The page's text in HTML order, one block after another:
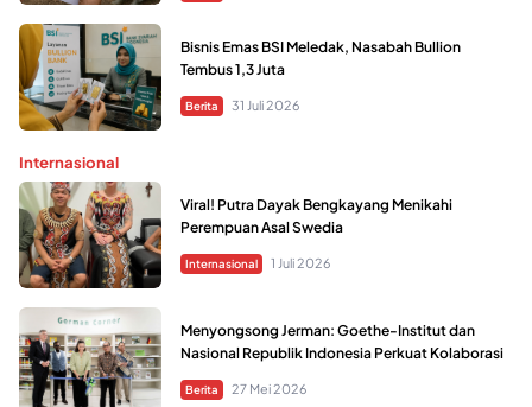
Bisnis Emas BSI Meledak, Nasabah Bullion
Tembus 1,3 Juta
Berita 31 Juli 2026
Internasional
Viral! Putra Dayak Bengkayang Menikahi
Perempuan Asal Swedia
Internasional 1 Juli 2026
Menyongsong Jerman: Goethe-Institut dan
Nasional Republik Indonesia Perkuat Kolaborasi
Berita 27 Mei 2026